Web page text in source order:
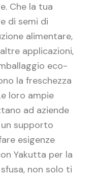
Che la tua
di semi di
alimentare,
applicazioni,
eco-
la freschezza
loro ampie
ad aziende
supporto
esigenze
Yakutta per la
non solo ti